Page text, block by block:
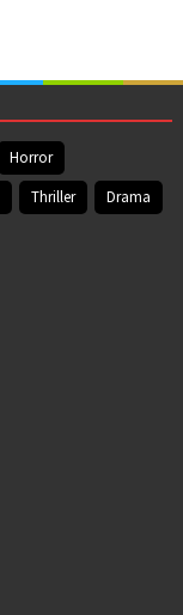
Horror
Thriller
Drama